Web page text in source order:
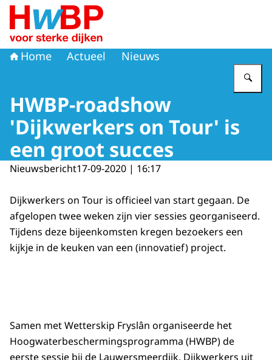
Naar de homepage van
Home Actueel Nieuws
HWBP-roadshow
'Dijkwerkers on Tour' is
een groot succes
Nieuwsbericht17-09-2020 | 16:17
Dijkwerkers on Tour is officieel van start gegaan. De
afgelopen twee weken zijn vier sessies georganiseerd.
Tijdens deze bijeenkomsten kregen bezoekers een
kijkje in de keuken van een (innovatief) project.
Samen met Wetterskip Fryslân organiseerde het
Hoogwaterbeschermingsprogramma (HWBP) de
eerste sessie bij de Lauwersmeerdijk. Dijkwerkers uit